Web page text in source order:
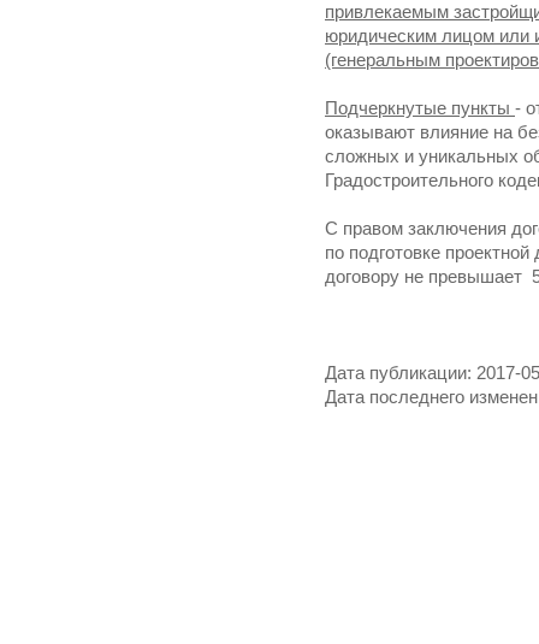
привлекаемым
юридическим лицом или
(генеральным
Подчеркнутые пункты -
оказывают влияние на
сложных и уникальных
Градостроительного
С правом заключения
по подготовке
договору не превышает
Дата публикации: 2017-
Дата последнего